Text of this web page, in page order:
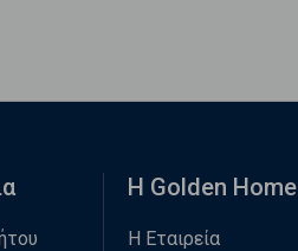
Η Golden Home
Η Εταιρεία